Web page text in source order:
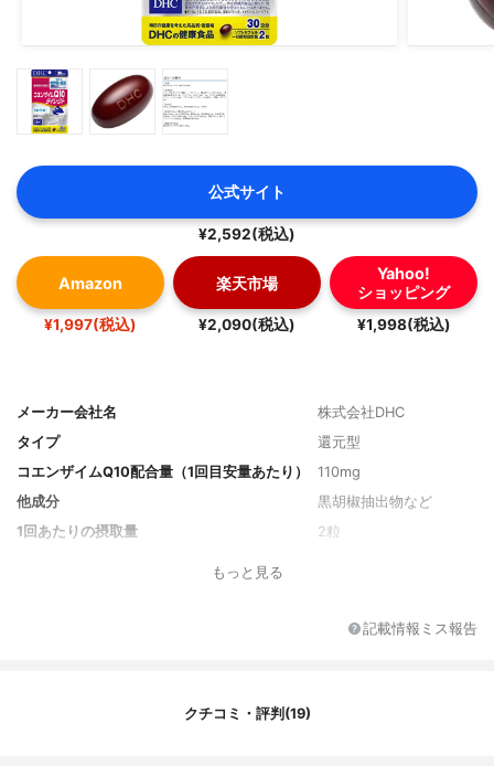
公式サイト
¥2,592(税込)
Amazon
¥1,997(税込)
楽天市場
¥2,090(税込)
Yahoo!
ショッピング
¥1,998(税込)
メーカー会社名
株式会社DHC
タイプ
還元型
コエンザイムQ10配合量（1回目安量あたり）
110mg
他成分
黒胡椒抽出物など
1回あたりの摂取量
2粒
もっと見る
記載情報ミス報告
クチコミ・評判(19)